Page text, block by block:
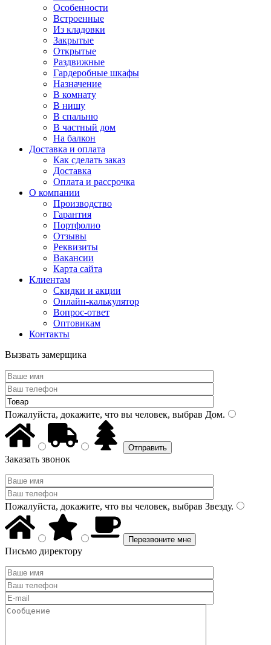
Особенности
Встроенные
Из кладовки
Закрытые
Открытые
Раздвижные
Гардеробные шкафы
Назначение
В комнату
В нишу
В спальню
В частный дом
На балкон
Доставка и оплата
Как сделать заказ
Доставка
Оплата и рассрочка
О компании
Производство
Гарантия
Портфолио
Отзывы
Реквизиты
Вакансии
Карта сайта
Клиентам
Скидки и акции
Онлайн-калькулятор
Вопрос-ответ
Оптовикам
Контакты
Вызвать замерщика
Пожалуйста, докажите, что вы человек, выбрав Дом.
Заказать звонок
Пожалуйста, докажите, что вы человек, выбрав Звезду.
Письмо директору